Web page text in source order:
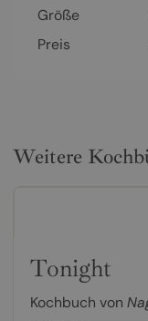
Größe
Preis
Weitere
Tonight
Kochbuch von